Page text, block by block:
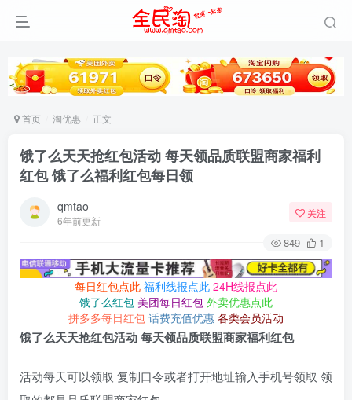
首页 淘优惠 正文
饿了么天天抢红包活动 每天领品质联盟商家福利
红包 饿了么福利红包每日领
qmtao
6年前更新
关注
849 1
每日红包点此 福利线报点此 24H线报点此
饿了么红包 美团每日红包 外卖优惠点此
拼多多每日红包 话费充值优惠 各类会员活动
饿了么天天抢红包活动 每天领品质联盟商家福利红包
活动每天可以领取 复制口令或者打开地址输入手机号领取 领